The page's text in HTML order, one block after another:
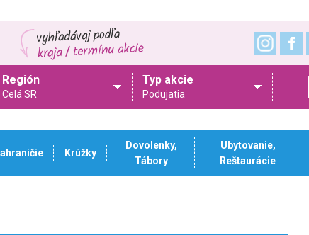
Región
Celá SR
Typ akcie
Podujatia
Krúžky
Dovolenky,
Tábory
Ubytovanie,
Reštaurácie